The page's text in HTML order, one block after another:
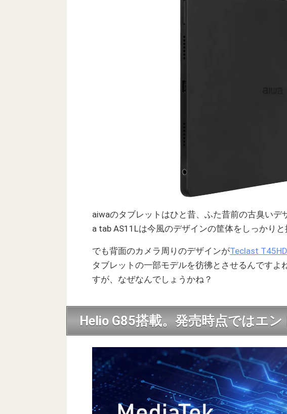
aiwaのタブレットはひと昔、ふた昔前の古臭い
a tab AS11Lは今風のデザインの筐体をしっかりと
でも背面のカメラ周りのデザインがTeclast T45HD
タブレットの一部モデルを彷彿とさせるんですよ
すが、なぜなんでしょうかね？
Helio G85搭載。発売時点ではエ